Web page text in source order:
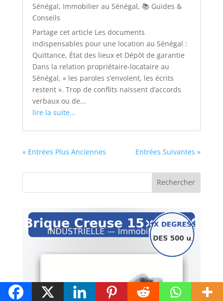
Sénégal, Immobilier au Sénégal, 📚 Guides &
Conseils
Partage cet article Les documents
indispensables pour une location au Sénégal :
Quittance, État des lieux et Dépôt de garantie
Dans la relation propriétaire-locataire au
Sénégal, « les paroles s’envolent, les écrits
restent ». Trop de conflits naissent d’accords
verbaux ou de...
lire la suite...
« Entrées Plus Anciennes Entrées Suivantes »